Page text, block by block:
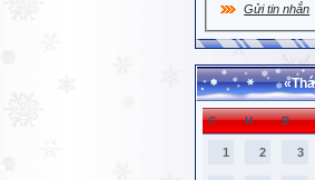
Gửi tin nhắn
«
C H B
1 2 3